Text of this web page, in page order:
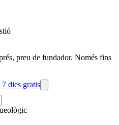
preu de fundador. Només fins
dies gratis